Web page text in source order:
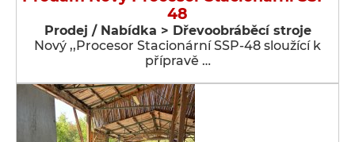
48
Prodej / Nabídka > Dřevoobráběcí stroje
Nový ,,Procesor Stacionární SSP-48 sloužící k
přípravě …